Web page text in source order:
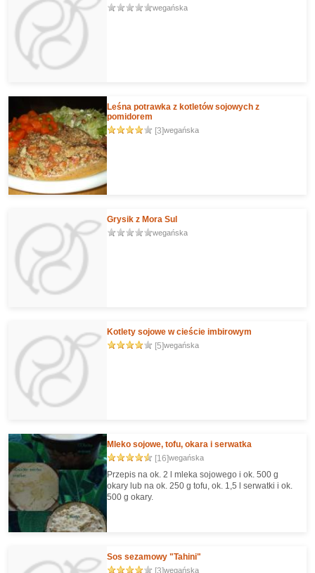
wegańska
Leśna potrawka z kotletów sojowych z
pomidorem
[3]wegańska
Grysik z Mora Sul
wegańska
Kotlety sojowe w cieście imbirowym
[5]wegańska
Mleko sojowe, tofu, okara i serwatka
[16]wegańska
Przepis na ok. 2 l mleka sojowego i ok. 500 g
okary lub na ok. 250 g tofu, ok. 1,5 l serwatki i ok.
500 g okary.
Sos sezamowy "Tahini"
[3]wegańska